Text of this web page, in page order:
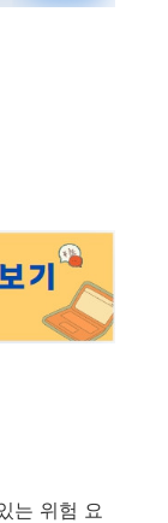
는 위험 요